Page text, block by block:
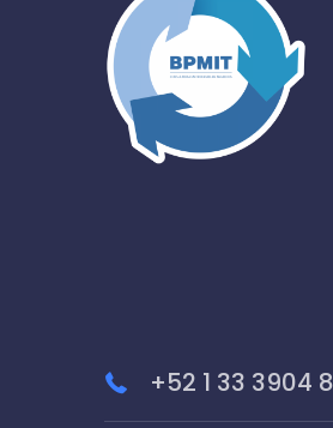
+52 1 33 3904